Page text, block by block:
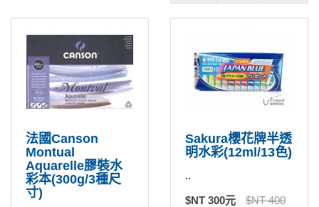
法國Canson
Montual
Aquarelle膠裝水
彩本(300g/3種尺
寸)
Sakura櫻花牌半透
明水彩(12ml/13色)
..
$NT 300元
$NT 400